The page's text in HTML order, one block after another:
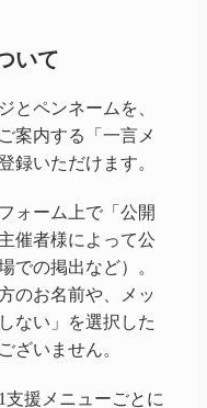
いて
とペンネームを、
案内する「一言メ
録いただけます。
ォーム上で「公開
催者様によって公
での掲出など）。
のお名前や、メッ
ない」を選択した
ざいません。
援メニューごとに